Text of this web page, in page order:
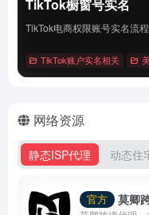
TikTok橱窗号实名
TikTok电商权限账号实名流程
TikTok账户实名相关
网络资源
静态ISP代理 动态住
官方 莫卿